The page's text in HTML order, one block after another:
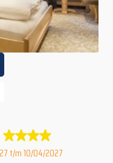
t/m 10/04/2027